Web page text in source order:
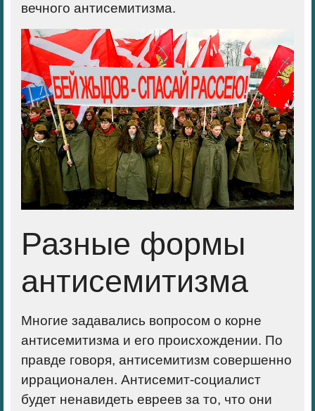
вечного антисемитизма.
Разные формы
антисемитизма
Многие задавались вопросом о корне
антисемитизма и его происхождении. По
правде говоря, антисемитизм совершенно
иррационален. Антисемит-социалист
будет ненавидеть евреев за то, что они